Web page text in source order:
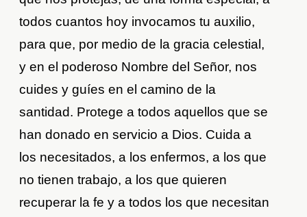
todos cuantos hoy invocamos tu auxilio,
para que, por medio de la gracia celestial,
y en el poderoso Nombre del Señor, nos
cuides y guíes en el camino de la
santidad. Protege a todos aquellos que se
han donado en servicio a Dios. Cuida a
los necesitados, a los enfermos, a los que
no tienen trabajo, a los que quieren
recuperar la fe y a todos los que necesitan